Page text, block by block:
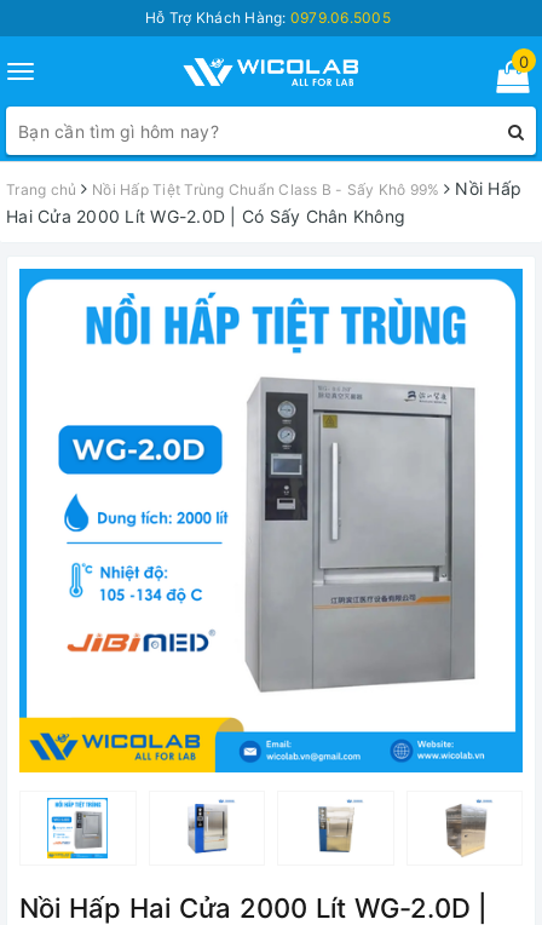
Hỗ Trợ Khách Hàng: 0979.06.5005
Toggle
navigation
0
Trang chủ Nồi Hấp Tiệt Trùng Chuẩn Class B - Sấy Khô 99%
Nồi Hấp
Hai Cửa 2000 Lít WG-2.0D | Có Sấy Chân Không
Nồi Hấp Hai Cửa 2000 Lít WG-2.0D |